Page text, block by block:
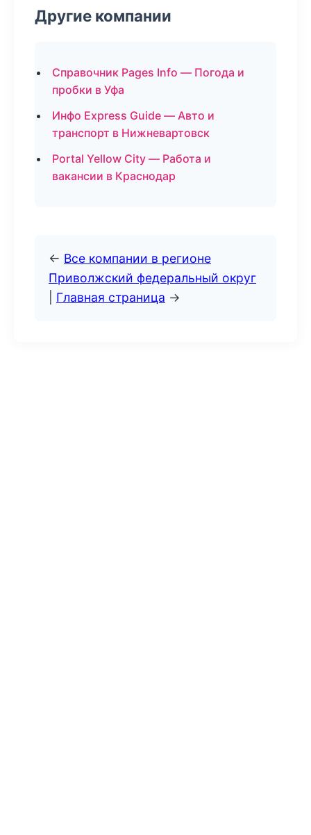
Другие компании
Справочник Pages Info — Погода и
пробки в Уфа
Инфо Express Guide — Авто и
транспорт в Нижневартовск
Portal Yellow City — Работа и
вакансии в Краснодар
← Все компании в регионе
Приволжский федеральный округ
Главная страница →